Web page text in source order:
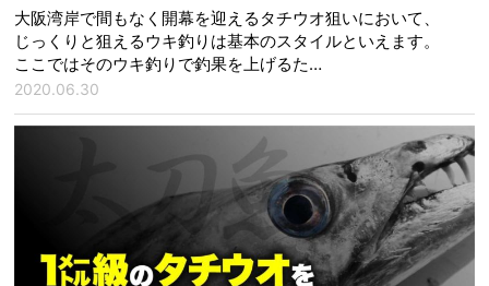
大阪湾岸で間もなく開幕を迎えるタチウオ狙いにおいて、
じっくりと狙えるウキ釣りは基本のスタイルといえます。
ここではそのウキ釣りで釣果を上げるた…
2020.06.30